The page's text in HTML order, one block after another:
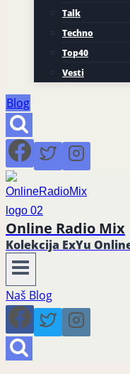
Talk
Techno
Top40
Vesti
Blog
Online Radio Mix
Kolekcija ExYu
Naš Blog